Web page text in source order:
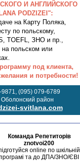
И АНГЛИЙСКОГО
PODZIZEI":
на Карту Поляка,
по польскому,
TOEFL, ЗНО и пр.,
на польском или
под клиента,
и потребности!
(095) 079-6789
Оболонский район
svitlana.com
Команда Репетиторів
znotvoi200
online по шкільній
та до ДПА/ЗНО/ЄВІ